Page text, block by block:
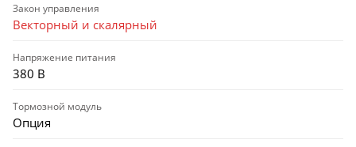
Закон управления
Векторный и скалярный
Напряжение питания
380 В
Тормозной модуль
Опция